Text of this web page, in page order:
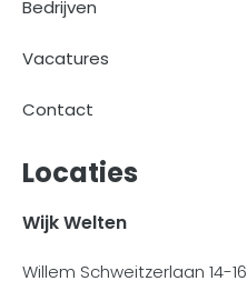
Bedrijven
Vacatures
Contact
Locaties
Wijk Welten
Willem Schweitzerlaan 14-16